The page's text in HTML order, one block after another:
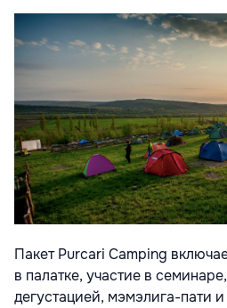
Пакет Purcari Camping
в палатке, участие в
дегустацией, мэмэлига-пати